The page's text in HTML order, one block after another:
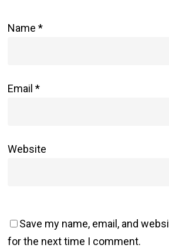
Name*
Email*
Website
Save my name, email, and
for the next time I comment.